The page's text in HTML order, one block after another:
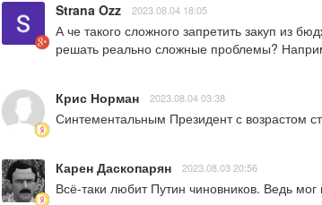
Strana Ozz 2023.08.04 18:05
А че такого сложного запретить закуп из
решать реально сложные проблемы?
Крис Норман 2023.08.04 03:38
Синтементальным Президент с возрастом
Карен Даскопарян 2023.08.03 20:56
Всё-таки любит Путин чиновников. Ведь